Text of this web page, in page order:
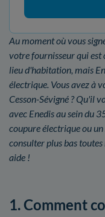
Au moment où vous
votre fournisseur qui
lieu d'habitation, mais
électrique. Vous avez à
Cesson-Sévigné ? Qu'il
avec Enedis au sein du
coupure électrique ou
consulter plus bas
aide !
1. Comment